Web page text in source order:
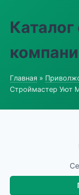
Главная »
Строймастер Уют